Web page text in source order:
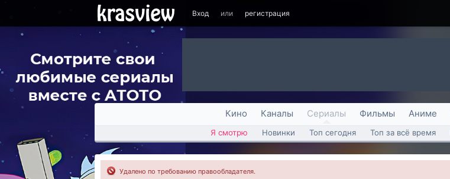
Вход или регистрация
Кино Каналы Сериалы Фильмы Аниме
Я смотрю Новинки Топ сегодня Топ за всё время
Удалено по требованию правообладателя.